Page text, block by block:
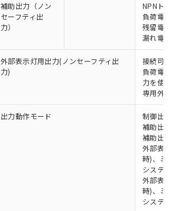
補助出力（ノン
セーフティ出
力）
NPNトラ
負荷電流
残留電圧
漏れ電流
外部表示灯用出力(ノンセーフティ出
力)
接続可能
負荷電流
力を使用
専用外部
出力動作モード
制御出力
補助出力
補助出力
外部表示
時)、ミ
システム
外部表示
時)、ミ
システム